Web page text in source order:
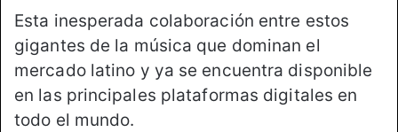
Esta inesperada colaboración entre estos
gigantes de la música que dominan el
mercado latino y ya se encuentra disponible
en las principales plataformas digitales en
todo el mundo.